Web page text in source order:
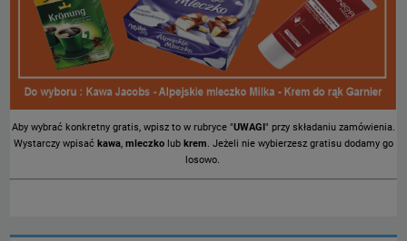
Aby wybrać konkretny gratis, wpisz to w rubryce "UWAGI" przy składaniu zamówienia.
Wystarczy wpisać kawa, mleczko lub krem. Jeżeli nie wybierzesz gratisu dodamy go
losowo.